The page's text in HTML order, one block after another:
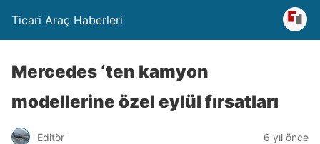
Ticari Araç Haberleri
Mercedes ‘ten kamyon
modellerine özel eylül fırsatları
Editör 6 yıl önce